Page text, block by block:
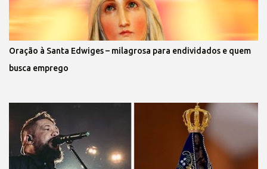
Oração à Santa Edwiges – milagrosa para endividados e quem
busca emprego